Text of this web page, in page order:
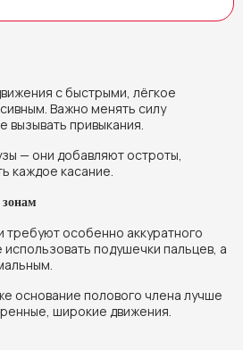
с быстрыми, лёгкое
Важно менять силу
вызывать привыкания.
— они добавляют остроты,
каждое касание.
требуют особенно аккуратного
подушечки пальцев, а
основание полового члена лучше
широкие движения.